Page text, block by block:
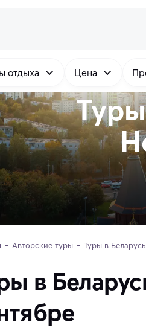
отдыха Цена
Авторские туры Туры в
в